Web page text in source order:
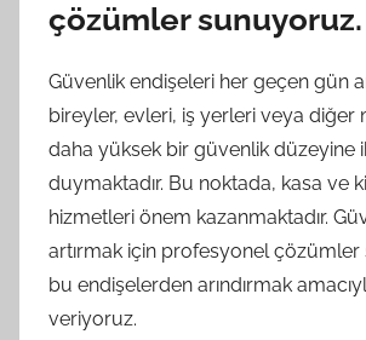
çözümler sunuyoruz.
Güvenlik endişeleri her geçen gün
bireyler, evleri, iş yerleri veya diğer
daha yüksek bir güvenlik düzeyine
duymaktadır. Bu noktada, kasa ve
hizmetleri önem kazanmaktadır.
artırmak için profesyonel çözümler
bu endişelerden arındırmak
veriyoruz.